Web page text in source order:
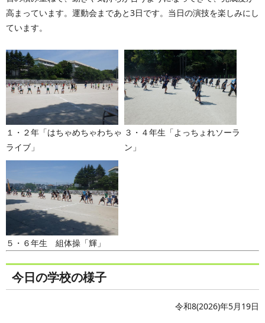
高まっています。運動会まであと3日です。当日の演技を楽しみにし
ています。
１・２年「はちゃめちゃわちゃ
ライブ」
３・４年生「よっちょれソーラ
ン」
５・６年生 組体操「輝」
今日の学校の様子
令和8(2026)年5月19日